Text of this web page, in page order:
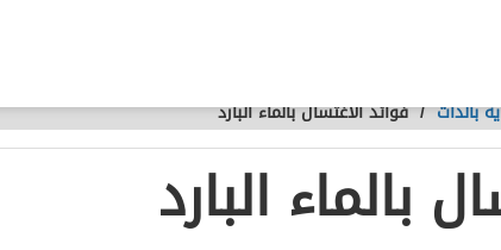
بالذات /فوائد الاغتسال بالماء البارد
بالماء البارد